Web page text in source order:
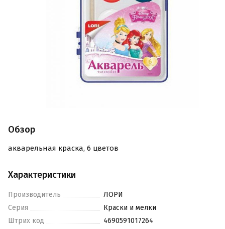
Обзор
акварельная краска, 6 цветов
Характеристики
Производитель
ЛОРИ
Серия
Краски и мелки
Штрих код
4690591017264